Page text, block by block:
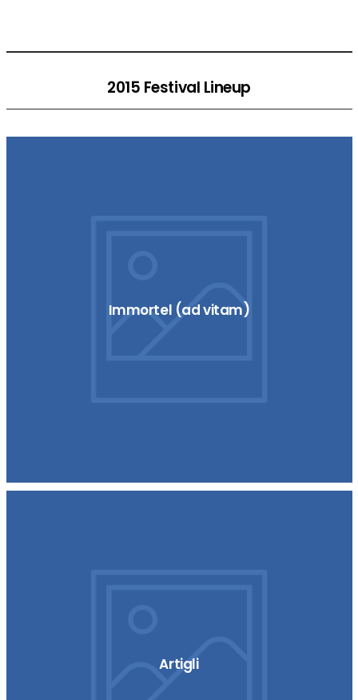
2015 Festival Lineup
Immortel (ad vitam)
Artigli